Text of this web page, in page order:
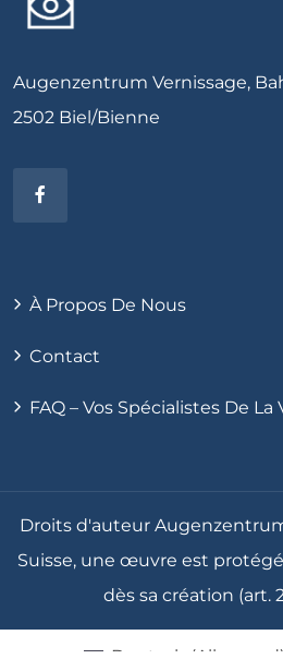
Augenzentrum Vernissage,
2502 Biel/Bienne
À Propos De Nous
Contact
FAQ – Vos Spécialistes De
Droits d'auteur
Suisse, une œuvre est
dès sa création (art. 2